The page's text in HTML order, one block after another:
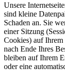
Unsere
sind kleine
Schaden an. Sie
einer Sitzung
Cookies) auf Ihrem
nach Ende Ihres
bleiben auf Ihrem
oder eine